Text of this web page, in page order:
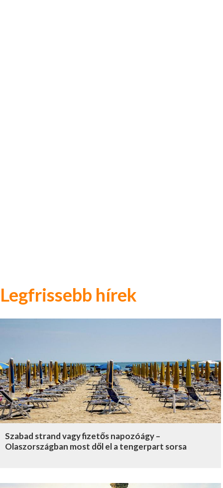
Legfrissebb hírek
Szabad strand vagy fizetős napozóágy –
Olaszországban most dől el a tengerpart sorsa